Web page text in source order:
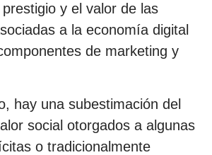
y el valor de las
a la economía digital
de marketing y
hay una subestimación del
social otorgados a algunas
o tradicionalmente